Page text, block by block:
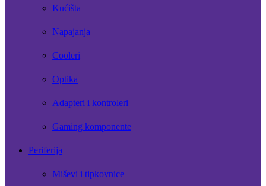
Kućišta
Napajanja
Cooleri
Optika
Adapteri i kontroleri
Gaming komponente
Periferija
Miševi i tipkovnice